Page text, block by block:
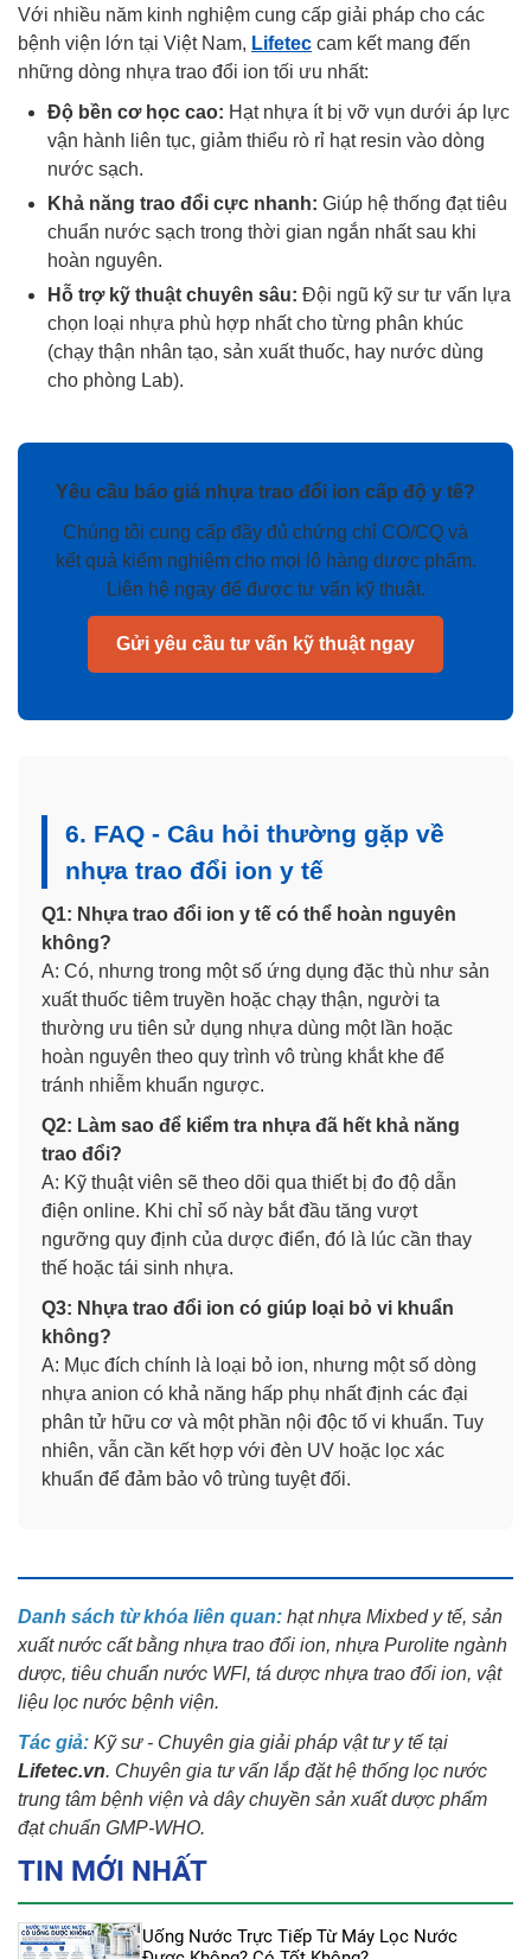
Với nhiều năm kinh nghiệm cung cấp giải pháp cho các
bệnh viện lớn tại Việt Nam, Lifetec cam kết mang đến
những dòng nhựa trao đổi ion tối ưu nhất:
Độ bền cơ học cao: Hạt nhựa ít bị vỡ vụn dưới áp lực
vận hành liên tục, giảm thiểu rò rỉ hạt resin vào dòng
nước sạch.
Khả năng trao đổi cực nhanh: Giúp hệ thống đạt tiêu
chuẩn nước sạch trong thời gian ngắn nhất sau khi
hoàn nguyên.
Hỗ trợ kỹ thuật chuyên sâu: Đội ngũ kỹ sư tư vấn lựa
chọn loại nhựa phù hợp nhất cho từng phân khúc
(chạy thận nhân tạo, sản xuất thuốc, hay nước dùng
cho phòng Lab).
Yêu cầu báo giá nhựa trao đổi ion cấp độ y tế?
Chúng tôi cung cấp đầy đủ chứng chỉ CO/CQ và
kết quả kiểm nghiệm cho mọi lô hàng dược phẩm.
Liên hệ ngay để được tư vấn kỹ thuật.
Gửi yêu cầu tư vấn kỹ thuật ngay
6. FAQ - Câu hỏi thường gặp về
nhựa trao đổi ion y tế
Q1: Nhựa trao đổi ion y tế có thể hoàn nguyên
không?
A: Có, nhưng trong một số ứng dụng đặc thù như sản
xuất thuốc tiêm truyền hoặc chạy thận, người ta
thường ưu tiên sử dụng nhựa dùng một lần hoặc
hoàn nguyên theo quy trình vô trùng khắt khe để
tránh nhiễm khuẩn ngược.
Q2: Làm sao để kiểm tra nhựa đã hết khả năng
trao đổi?
A: Kỹ thuật viên sẽ theo dõi qua thiết bị đo độ dẫn
điện online. Khi chỉ số này bắt đầu tăng vượt
ngưỡng quy định của dược điển, đó là lúc cần thay
thế hoặc tái sinh nhựa.
Q3: Nhựa trao đổi ion có giúp loại bỏ vi khuẩn
không?
A: Mục đích chính là loại bỏ ion, nhưng một số dòng
nhựa anion có khả năng hấp phụ nhất định các đại
phân tử hữu cơ và một phần nội độc tố vi khuẩn. Tuy
nhiên, vẫn cần kết hợp với đèn UV hoặc lọc xác
khuẩn để đảm bảo vô trùng tuyệt đối.
Danh sách từ khóa liên quan: hạt nhựa Mixbed y tế, sản
xuất nước cất bằng nhựa trao đổi ion, nhựa Purolite ngành
dược, tiêu chuẩn nước WFI, tá dược nhựa trao đổi ion, vật
liệu lọc nước bệnh viện.
Tác giả: Kỹ sư - Chuyên gia giải pháp vật tư y tế tại
Lifetec.vn. Chuyên gia tư vấn lắp đặt hệ thống lọc nước
trung tâm bệnh viện và dây chuyền sản xuất dược phẩm
đạt chuẩn GMP-WHO.
TIN MỚI NHẤT
Uống Nước Trực Tiếp Từ Máy Lọc Nước